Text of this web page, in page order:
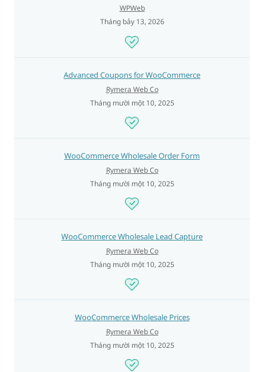
WPWeb
Tháng bảy 13, 2026
Advanced Coupons for WooCommerce
Rymera Web Co
Tháng mười một 10, 2025
WooCommerce Wholesale Order Form
Rymera Web Co
Tháng mười một 10, 2025
WooCommerce Wholesale Lead Capture
Rymera Web Co
Tháng mười một 10, 2025
WooCommerce Wholesale Prices
Rymera Web Co
Tháng mười một 10, 2025